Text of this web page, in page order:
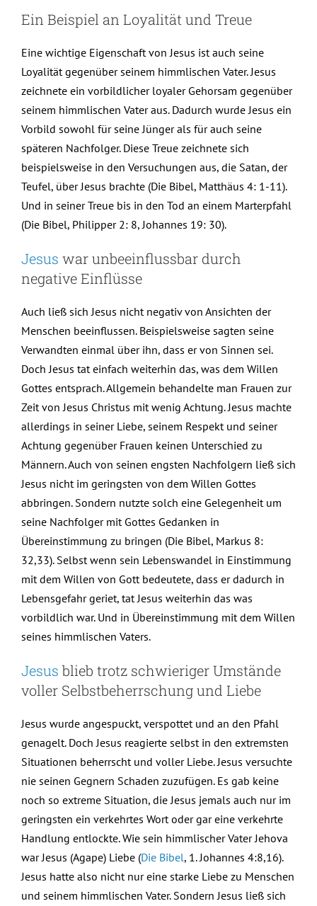
Ein Beispiel an Loyalität und Treue
Eine wichtige Eigenschaft von Jesus ist auch seine
Loyalität gegenüber seinem himmlischen Vater. Jesus
zeichnete ein vorbildlicher loyaler Gehorsam gegenüber
seinem himmlischen Vater aus. Dadurch wurde Jesus ein
Vorbild sowohl für seine Jünger als für auch seine
späteren Nachfolger. Diese Treue zeichnete sich
beispielsweise in den Versuchungen aus, die Satan, der
Teufel, über Jesus brachte (Die Bibel, Matthäus 4: 1-11).
Und in seiner Treue bis in den Tod an einem Marterpfahl
(Die Bibel, Philipper 2: 8, Johannes 19: 30).
Jesus war unbeeinflussbar durch
negative Einflüsse
Auch ließ sich Jesus nicht negativ von Ansichten der
Menschen beeinflussen. Beispielsweise sagten seine
Verwandten einmal über ihn, dass er von Sinnen sei.
Doch Jesus tat einfach weiterhin das, was dem Willen
Gottes entsprach. Allgemein behandelte man Frauen zur
Zeit von Jesus Christus mit wenig Achtung. Jesus machte
allerdings in seiner Liebe, seinem Respekt und seiner
Achtung gegenüber Frauen keinen Unterschied zu
Männern. Auch von seinen engsten Nachfolgern ließ sich
Jesus nicht im geringsten von dem Willen Gottes
abbringen. Sondern nutzte solch eine Gelegenheit um
seine Nachfolger mit Gottes Gedanken in
Übereinstimmung zu bringen (Die Bibel, Markus 8:
32,33). Selbst wenn sein Lebenswandel in Einstimmung
mit dem Willen von Gott bedeutete, dass er dadurch in
Lebensgefahr geriet, tat Jesus weiterhin das was
vorbildlich war. Und in Übereinstimmung mit dem Willen
seines himmlischen Vaters.
Jesus blieb trotz schwieriger Umstände
voller Selbstbeherrschung und Liebe
Jesus wurde angespuckt, verspottet und an den Pfahl
genagelt. Doch Jesus reagierte selbst in den extremsten
Situationen beherrscht und voller Liebe. Jesus versuchte
nie seinen Gegnern Schaden zuzufügen. Es gab keine
noch so extreme Situation, die Jesus jemals auch nur im
geringsten ein verkehrtes Wort oder gar eine verkehrte
Handlung entlockte. Wie sein himmlischer Vater Jehova
war Jesus (Agape) Liebe (Die Bibel, 1. Johannes 4:8,16).
Jesus hatte also nicht nur eine starke Liebe zu Menschen
und seinem himmlischen Vater. Sondern Jesus ließ sich